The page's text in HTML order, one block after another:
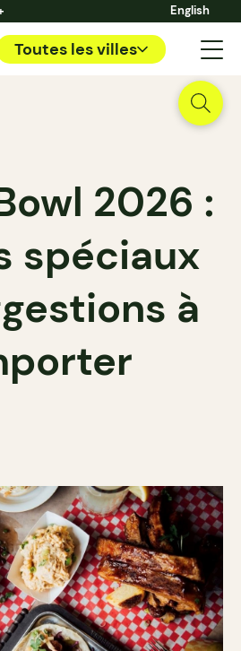
English
Toutes les villes
2026 :
spéciaux
à